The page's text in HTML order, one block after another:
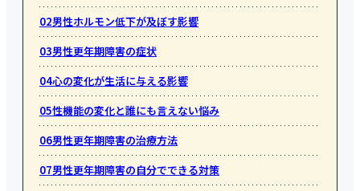
02男性ホルモン低下が及ぼす影響
03男性更年期障害の症状
04心の変化が生活に与える影響
05性機能の変化と誰にも言えない悩み
06男性更年期障害の治療方法
07男性更年期障害の自分でできる対策